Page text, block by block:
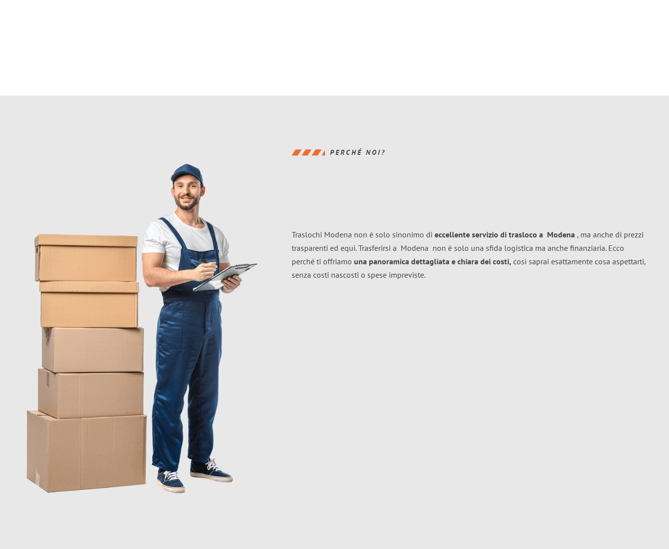
PERCHÉ NOI?
Traslochi Modena non è solo sinonimo di eccellente servizio di trasloco a Modena , ma anche di prezzi
trasparenti ed equi. Trasferirsi a Modena non è solo una sfida logistica ma anche finanziaria. Ecco
perché ti offriamo una panoramica dettagliata e chiara dei costi, così saprai esattamente cosa aspettarti,
senza costi nascosti o spese impreviste.